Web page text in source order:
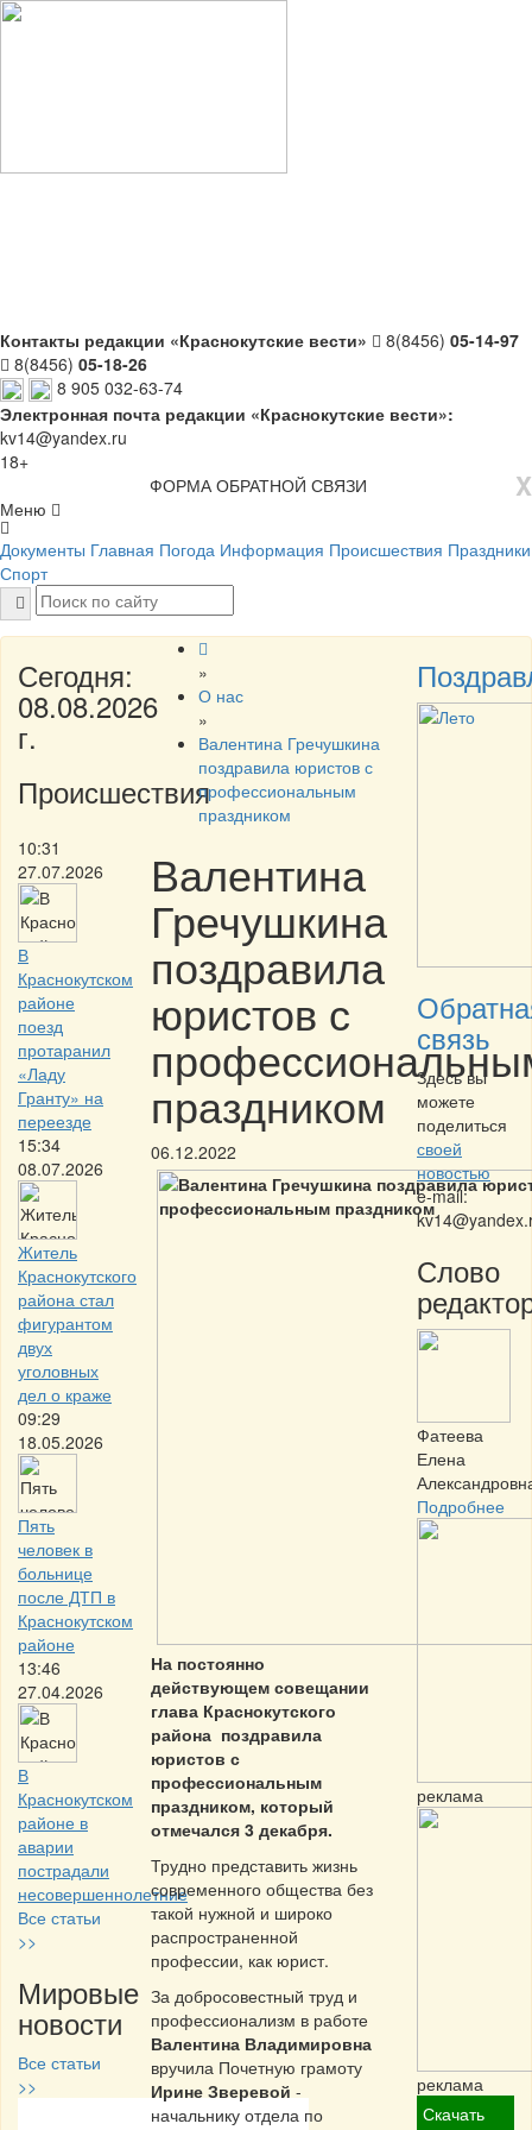
Контакты редакции «Краснокутские вести» 8(8456) 05-14-97
8(8456) 05-18-26
8 905 032-63-74
Электронная почта редакции «Краснокутские вести»:
kv14@yandex.ru
18+
X
ФОРМА ОБРАТНОЙ СВЯЗИ
Меню
Документы Главная Погода Информация Происшествия Праздники
Спорт
Сегодня:
08.08.2026
г.
Происшествия
10:31
27.07.2026
В
Краснокутском
районе
поезд
протаранил
«Ладу
Гранту» на
переезде
15:34
08.07.2026
Житель
Краснокутского
района стал
фигурантом
двух
уголовных
дел о краже
09:29
18.05.2026
Пять
человек в
больнице
после ДТП в
Краснокутском
районе
13:46
27.04.2026
В
Краснокутском
районе в
аварии
пострадали
несовершеннолетние
Все статьи
>>
Мировые
новости
Все статьи
>>
»
О нас
»
Валентина Гречушкина
поздравила юристов с
профессиональным
праздником
Валентина
Гречушкина
поздравила
юристов с
праздником
06.12.2022
На постоянно
действующем совещании
глава Краснокутского
района поздравила
юристов с
профессиональным
праздником, который
отмечался 3 декабря.
Трудно представить жизнь
современного общества без
такой нужной и широко
распространенной
профессии, как юрист.
За добросовестный труд и
профессионализм в работе
Валентина Владимировна
вручила Почетную грамоту
Ирине Зверевой -
начальнику отдела по
связь
Здесь вы
можете
поделиться
своей
новостью
e-mail:
Слово
Фатеева
Елена
Подробнее
реклама
реклама
Скачать